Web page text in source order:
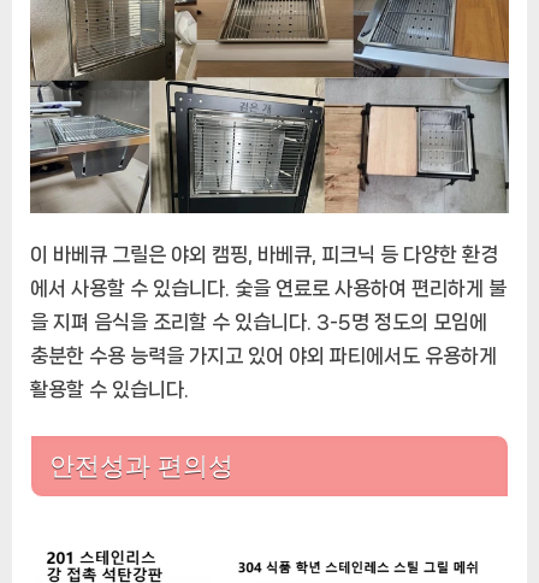
이 바베큐 그릴은 야외 캠핑, 바베큐, 피크닉 등 다양한 환경
에서 사용할 수 있습니다. 숯을 연료로 사용하여 편리하게 불
을 지펴 음식을 조리할 수 있습니다. 3-5명 정도의 모임에
충분한 수용 능력을 가지고 있어 야외 파티에서도 유용하게
활용할 수 있습니다.
안전성과 편의성